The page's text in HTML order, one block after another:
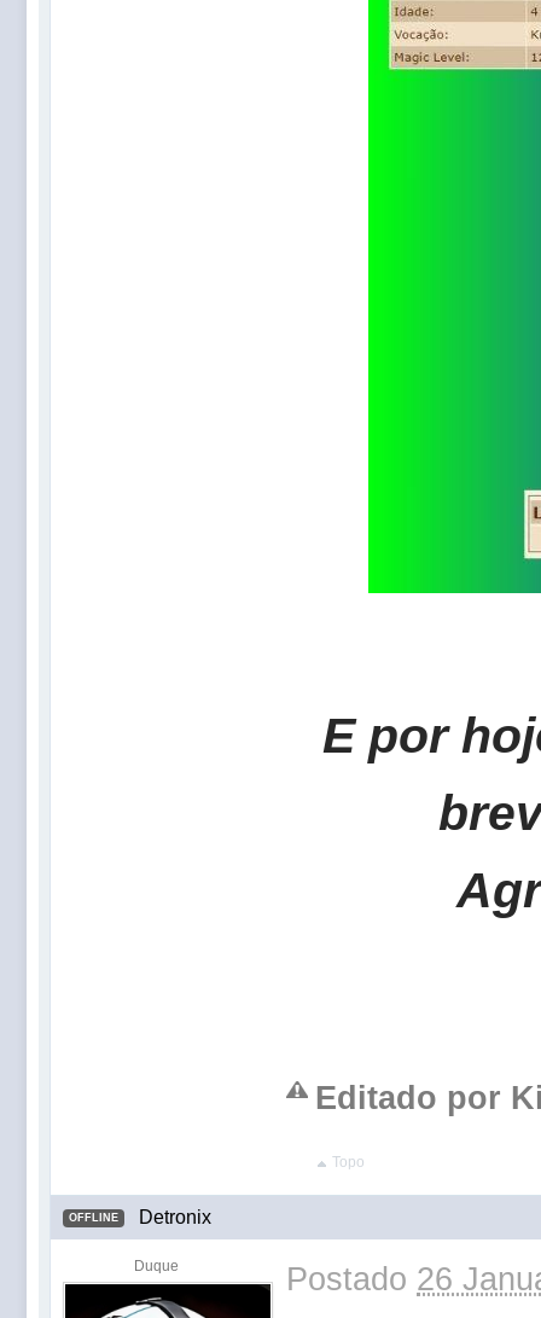
E por
Editado por
Topo
OFFLINE Detronix
Duque Postado 26